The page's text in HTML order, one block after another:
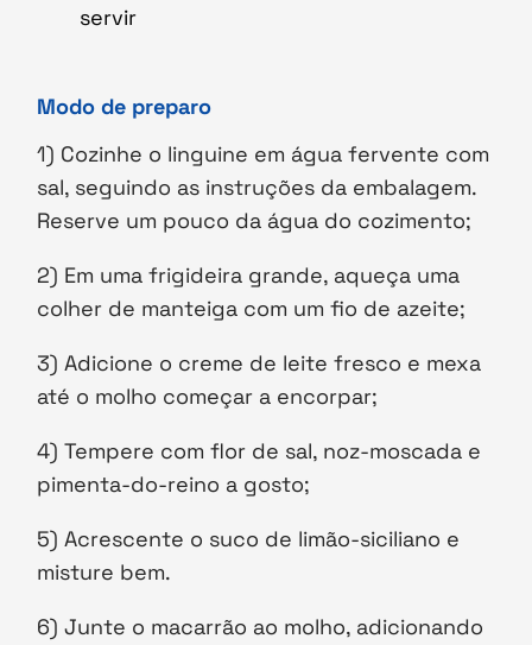
servir
Modo de preparo
1) Cozinhe o linguine em água fervente com
sal, seguindo as instruções da embalagem.
Reserve um pouco da água do cozimento;
2) Em uma frigideira grande, aqueça uma
colher de manteiga com um fio de azeite;
3) Adicione o creme de leite fresco e mexa
até o molho começar a encorpar;
4) Tempere com flor de sal, noz-moscada e
pimenta-do-reino a gosto;
5) Acrescente o suco de limão-siciliano e
misture bem.
6) Junte o macarrão ao molho, adicionando